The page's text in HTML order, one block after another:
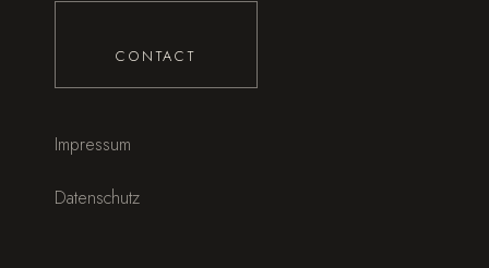
CONTACT
Impressum
Datenschutz